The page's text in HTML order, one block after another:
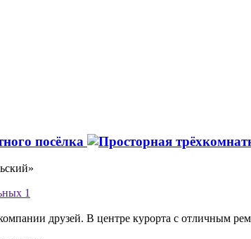
посёлка
1
друзей. В центре курорта с отличным